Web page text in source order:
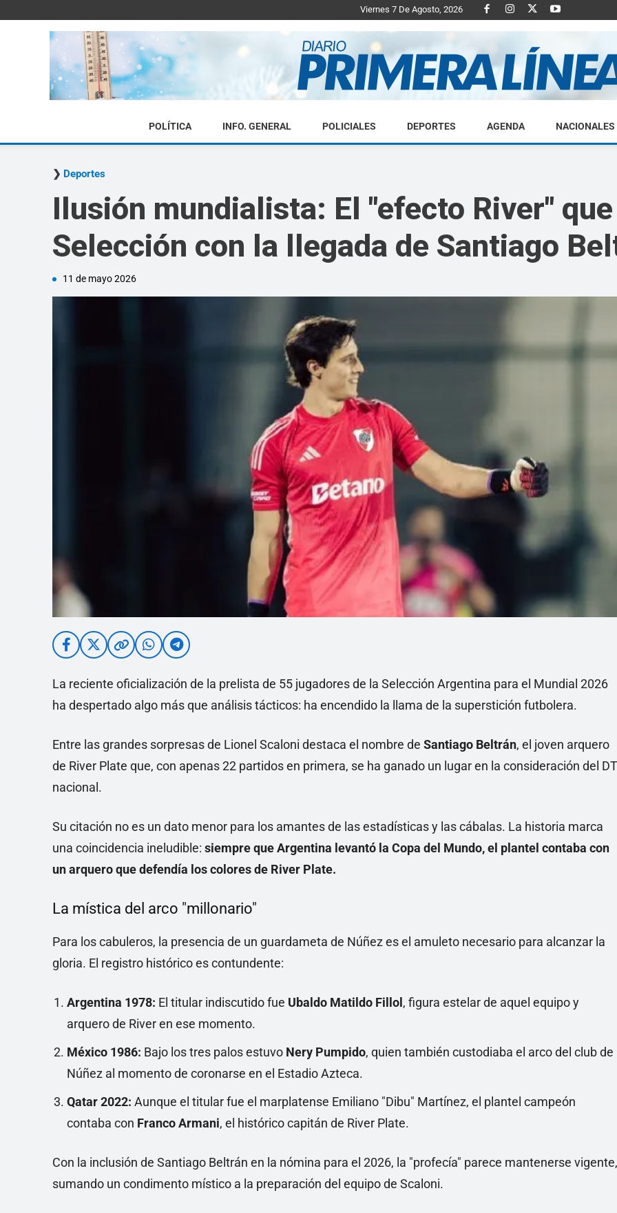
Viernes 7 De Agosto, 2026
Diario
Primera
POLÍTICA INFO. GENERAL POLICIALES DEPORTES AGENDA NACIONALES
Deportes
Ilusión mundialista: El "efecto River"
Selección con la llegada de Santiago
11 de mayo 2026
La reciente oficialización de la prelista de 55 jugadores de la Selección Argentina para el Mundial 2026
ha despertado algo más que análisis tácticos: ha encendido la llama de la superstición futbolera.
Entre las grandes sorpresas de Lionel Scaloni destaca el nombre de Santiago Beltrán, el joven arquero
de River Plate que, con apenas 22 partidos en primera, se ha ganado un lugar en la consideración del DT
nacional.
Su citación no es un dato menor para los amantes de las estadísticas y las cábalas. La historia marca
una coincidencia ineludible: siempre que Argentina levantó la Copa del Mundo, el plantel contaba con
un arquero que defendía los colores de River Plate.
La mística del arco "millonario"
Para los cabuleros, la presencia de un guardameta de Núñez es el amuleto necesario para alcanzar la
gloria. El registro histórico es contundente:
Argentina 1978: El titular indiscutido fue Ubaldo Matildo Fillol, figura estelar de aquel equipo y
arquero de River en ese momento.
México 1986: Bajo los tres palos estuvo Nery Pumpido, quien también custodiaba el arco del club de
Núñez al momento de coronarse en el Estadio Azteca.
Qatar 2022: Aunque el titular fue el marplatense Emiliano "Dibu" Martínez, el plantel campeón
contaba con Franco Armani, el histórico capitán de River Plate.
Con la inclusión de Santiago Beltrán en la nómina para el 2026, la "profecía" parece mantenerse vigente,
sumando un condimento místico a la preparación del equipo de Scaloni.